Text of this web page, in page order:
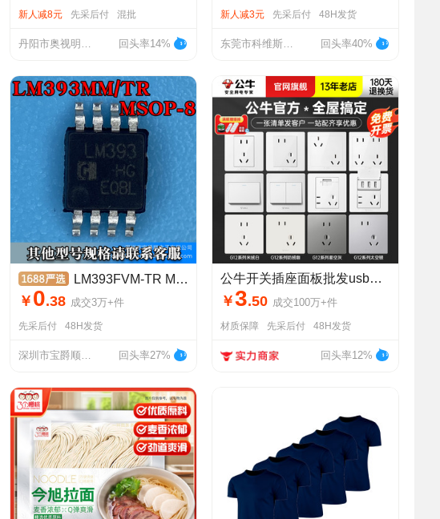
新人减8元 先采后付 混批
丹阳市奥视明光学眼镜有限公司 回头率14%
新人减3元 先采后付 48H发货
东莞市科维斯科技有限公司 回头率40%
LM393FVM-TR MSOP-8窄体 电压比较器芯片 丝印LM393 宝爵顺电子
￥ 0.38 成交3万+件
先采后付 48H发货
深圳市宝爵顺电子有限公司 回头率27%
公牛开关插座面板批发usb五孔墙壁暗装家用86型16a插座带开关公牛
￥3.50 成交100万+件
材质保障 先采后付 48H发货
回头率12%